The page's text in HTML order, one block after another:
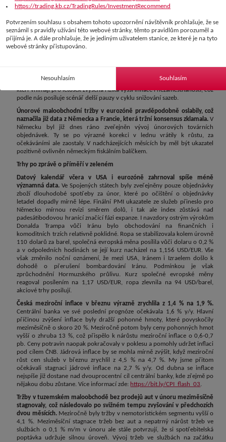
Ve Spojených státech bude zveřejněn zápis z posledního zasedání Fedu.
Ten na něm ponechal pásmo pro klíčovou sazbu beze změny na 3,50-3,75
%. Zásadních změn nedoznala ani nová prognóza. Mediánový výhled „dot-
plotu“ stejně jako v prosinci indikoval po jednom snížení sazeb pro letošní
dlouhodobé a příliš k nim nepřihlíží. Většina komunikace nicméně i tak
v oblasti nebytových služeb. Současně přitom vzrostl počet členů FOMC,
kteří vnímají pro letošek zvýšená rizika vyšší inflace i nezaměstnanosti, což
podle nás posiluje scénář delší pauzy v cyklu snižování sazeb.
Únorové maloobchodní tržby v eurozóně pravděpodobně oslabily, což
naznačila již data z Německa a Francie, která tržní konsensus zklamala.V
Německu byl již dnes ráno zveřejněn vývoj únorových továrních
objednávek. Ty se po výrazné korekci v lednu vrátily k růstu, za
očekáváními ale zaostaly. V nadcházejících měsících by měl být ukazatel
pozitivně ovlivněn německým fiskálním balíčkem.
Trhy po zprávě o příměří v zeleném
Datový kalendář včera v USA i eurozóně zahrnoval spíše méně
významná data. Ve Spojených státech byly zveřejněny pouze objednávky
zboží dlouhodobé spotřeby za únor, které po očištění o objednávky
letadel dopadly mírně lépe. Finální PMI ukazatele ze služeb přineslo pro
Německo mírnou revizi směrem dolů, i tak ale index zůstává nad
padesátibodovou hranicí značící fázi expanze. I navzdory ostrým výrokům
Donalda Trampa vůči Iránu bylo obchodování na finančních i
komoditních trzích relativně poklidné. Ropa se stabilizovala kolem úrovně
110 dolarů za barel, společná evropská měna posílila vůči dolaru o 0,2 %
a v odpoledních hodinách se její kurz nacházel na 1,156 USD/EUR. Vše
však změnilo noční oznámení, že mezi USA, Iránem i Izraelem došlo k
dohodě o přerušení bombardování Iránu. Podmínkou je však
zprůchodnění Hormuzského průlivu. Kurz společné evropské měny
reagoval posílením na 1,17 USD/EUR, ropa zlevnila na 94 USD/barel,
akciové trhy posilují.
Česká meziroční inflace v březnu výrazně zrychlila z 1,4 % na 1,9 %.
Centrální banka ve své poslední prognóze očekávala 1,6 % y/y. Hlavní
příčinou zvýšení inflace byly dražší pohonné hmoty, které povyskočily
meziměsíčně o skoro 20 %. Meziročně potom byly ceny pohonných hmot
vyšší o zhruba 13 %, což přispělo k nárůstu meziroční inflace o 0,6-0,7
pb. Ceny potravin naopak pokračovaly v poklesu a pomohly udržet inflaci
pod cílem ČNB. Jádrová inflace by se mohla mírně zvýšit, když meziroční
růst cen služeb v březnu zrychlil z 4,5 % na 4,7 %. My jsme přitom
očekávali stagnaci jádrové inflace na 2,7 % y/y. Od dubna se inflace
nejspíše již dostane nad dvouprocentní cíl centrální banky, kde zřejmě po
nějakou dobu zůstane. Více informací zde: https://bit.ly/CPI_flash_03.
Tržby v tuzemském maloobchodě bez prodejů aut v únoru meziměsíčně
stagnovaly, což následovalo po svižném tempu zvyšování v předchozích
dvou měsících.Meziročně byly tržby v nemotoristickém segmentu vyšší o
4,1 %. Meziměsíční stagnace tržeb bez aut a nepatrný nárůst tržeb ve
službách o 0,1 % m/m v únoru ale stále potvrzují, že si spotřebitelská
poptávka udržuje silnou úroveň. Vývoj tržeb ve službách na začátku
https://trading.kb.cz/TradingRules/InvestmentRecommend
Potvrzením souhlasu s obsahem tohoto upozornění návštěvník prohlašuje, že se
seznámil s pravidly užívání této webové stránky, těmto pravidlům porozuměl a
přijímá je. A dále prohlašuje, že je jediným uživatelem stanice, ze které je na tyto
webové stránky přistupováno.
Nesouhlasím Souhlasím